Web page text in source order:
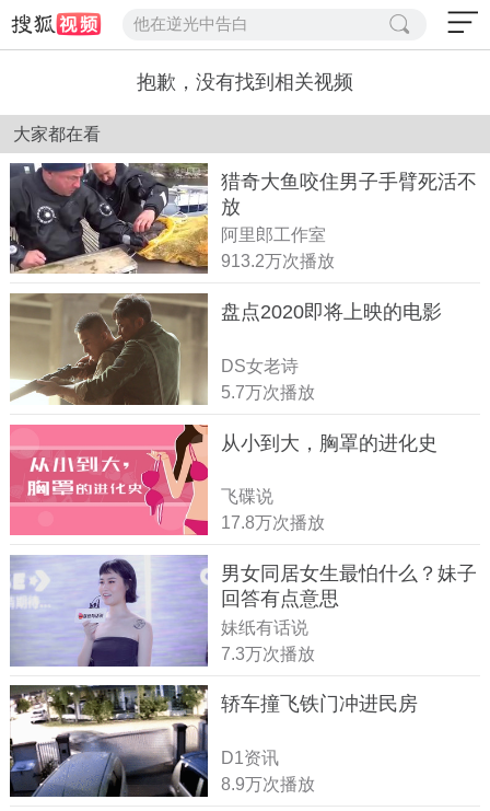
他在逆光中告白
抱歉，没有找到相关视频
大家都在看
猎奇大鱼咬住男子手臂死活不
放
阿里郎工作室
913.2万次播放
盘点2020即将上映的电影
DS女老诗
5.7万次播放
从小到大，胸罩的进化史
飞碟说
17.8万次播放
男女同居女生最怕什么？妹子
回答有点意思
妹纸有话说
7.3万次播放
轿车撞飞铁门冲进民房
D1资讯
8.9万次播放